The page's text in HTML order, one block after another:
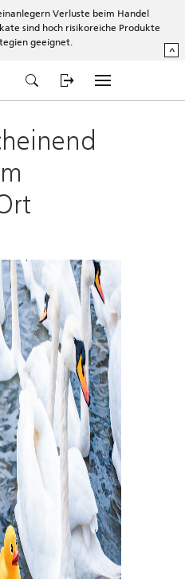
Verluste beim Handel
sind hoch risikoreiche Produkte
geeignet.
^